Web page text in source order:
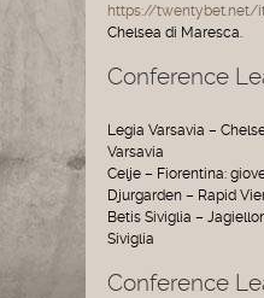
https://
Chelsea di Maresca.
Conference
Legia Varsavia –
Varsavia
Celje – Fiorentina:
Djurgarden – Rapid
Betis Siviglia –
Siviglia
Conference